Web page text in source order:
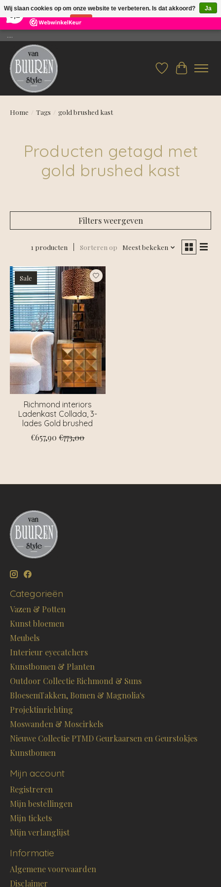
26 Reviews ×
....
Verlanglijst
Home / Tags / gold brushed kast
Producten getagd met
gold brushed kast
Filters weergeven
1 producten Sorteren op Meest bekeken
Sale
Richmond interiors
Ladenkast Collada, 3-
lades Gold brushed
€657,90 €773,00
Categorieën
Vazen & Potten
Kunst bloemen
Meubels
Interieur eyecatchers
Kunstbomen & Planten
Outdoor Collectie Richmond & Suns
BloesemTakken, Bomen & Magnolia's
Projektinrichting
Moswanden & Moscirkels
Nieuwe Collectie PTMD Geurkaarsen en Geurstokjes
Kunstbomen
Mijn account
Registreren
Mijn bestellingen
Mijn tickets
Mijn verlanglijst
Informatie
Algemene voorwaarden
Disclaimer
Wij slaan cookies op om onze website te verbeteren. Is dat akkoord?
Ja
Nee